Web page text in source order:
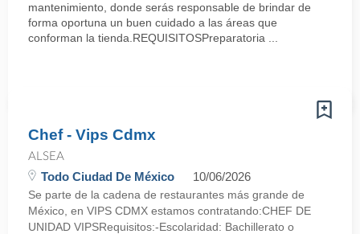
mantenimiento, donde serás responsable de brindar de
forma oportuna un buen cuidado a las áreas que
conforman la tienda.REQUISITOSPreparatoria ...
Chef - Vips Cdmx
ALSEA
Todo Ciudad De México 10/06/2026
Se parte de la cadena de restaurantes más grande de
México, en VIPS CDMX estamos contratando:CHEF DE
UNIDAD VIPSRequisitos:-Escolaridad: Bachillerato o